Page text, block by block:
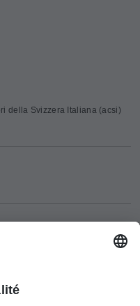
della Svizzera Italiana (acsi)
Suisse de Médécine